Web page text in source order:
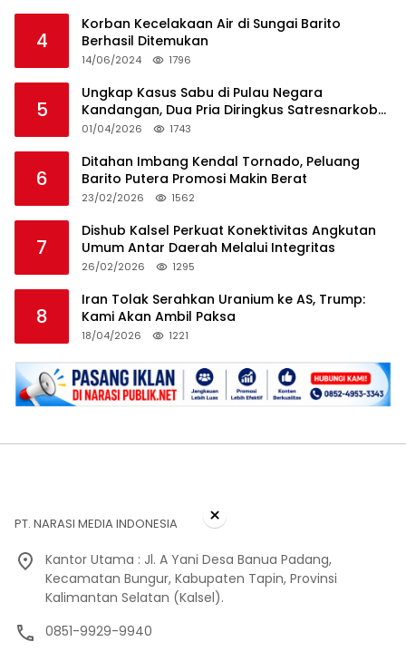
4
Korban Kecelakaan Air di Sungai Barito
Berhasil Ditemukan
14/06/2024 1796
5
Ungkap Kasus Sabu di Pulau Negara
Kandangan, Dua Pria Diringkus Satresnarkoba
HSS
01/04/2026 1743
6
Ditahan Imbang Kendal Tornado, Peluang
Barito Putera Promosi Makin Berat
23/02/2026 1562
7
Dishub Kalsel Perkuat Konektivitas Angkutan
Umum Antar Daerah Melalui Integritas
26/02/2026 1295
8
Iran Tolak Serahkan Uranium ke AS, Trump:
Kami Akan Ambil Paksa
18/04/2026 1221
PT. NARASI MEDIA INDONESIA
Kantor Utama : Jl. A Yani Desa Banua Padang,
Kecamatan Bungur, Kabupaten Tapin, Provinsi
Kalimantan Selatan (Kalsel).
0851-9929-9940
×